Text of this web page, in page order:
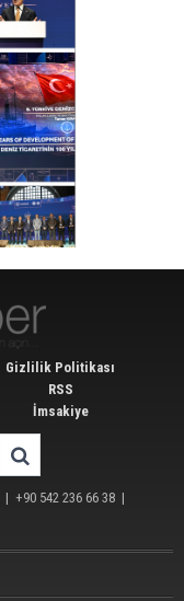
Gizlilik Politikası
RSS
İmsakiye
| +90 542 236 66 38 |